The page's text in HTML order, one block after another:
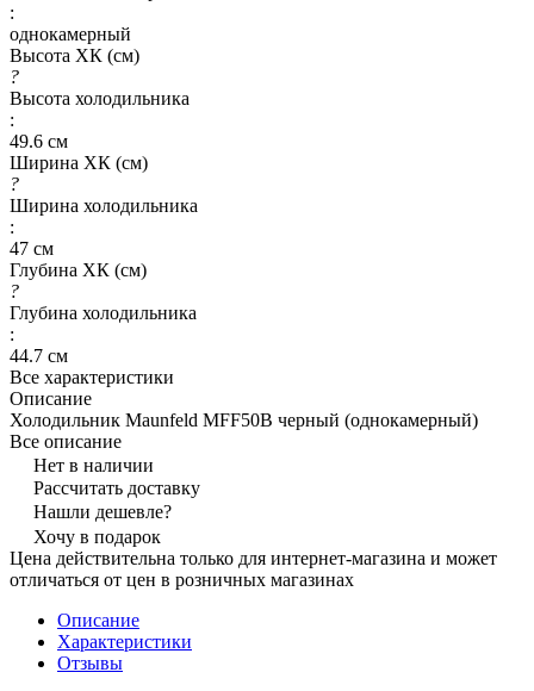
:
однокамерный
Высота ХК (см)
?
Высота холодильника
:
49.6 см
Ширина ХК (см)
?
Ширина холодильника
:
47 см
Глубина ХК (см)
?
Глубина холодильника
:
44.7 см
Все характеристики
Описание
Холодильник Maunfeld MFF50B черный (однокамерный)
Все описание
Нет в наличии
Рассчитать доставку
Нашли дешевле?
Хочу в подарок
Цена действительна только для интернет-магазина и может
отличаться от цен в розничных магазинах
Описание
Характеристики
Отзывы